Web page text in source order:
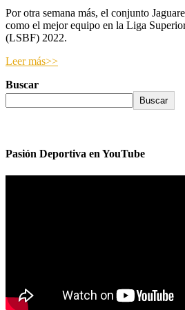
Por otra semana más, el conjunto
como el mejor equipo en la Liga
(LSBF) 2022.
Leer más>>
Buscar
Buscar
Pasión Deportiva en YouTube